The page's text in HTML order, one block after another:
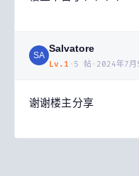
SA
Salvatore
Lv. 1 · 5 帖 · 2024年7
谢谢楼主分享